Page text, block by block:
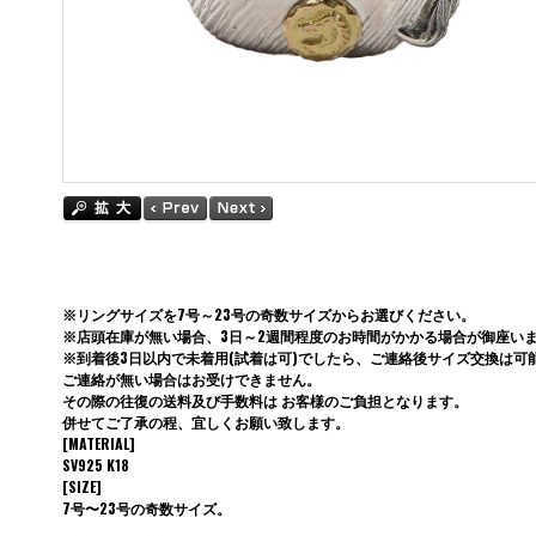
※リングサイズを7号～23号の奇数サイズからお選びください。
※店頭在庫が無い場合、3日～2週間程度のお時間がかかる場合が御座いま
※到着後3日以内で未着用(試着は可)でしたら、ご連絡後サイズ交換は可
ご連絡が無い場合はお受けできません。
その際の往復の送料及び手数料は お客様のご負担となります。
併せてご了承の程、宜しくお願い致します。
[MATERIAL]
SV925 K18
[SIZE]
7号〜23号の奇数サイズ。